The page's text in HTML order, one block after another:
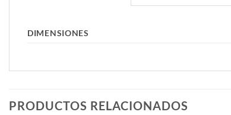
DIMENSIONES
PRODUCTOS RELACIONADOS